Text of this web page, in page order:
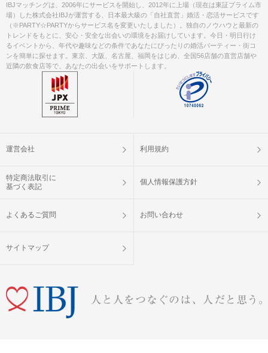
IBJマッチングは、2006年にサービスを開始し、2012年に上場（現在は東証プライム市
場）した株式会社IBJが運営する、日本最大級の「自社直営」婚活・恋活サービスです
（※PARTY☆PARTYからサービス名を変更いたしました）。独自のノウハウと最新の
トレンドをもとに、安心・安全な出会いの環境をお届けしています。今日・明日行け
るイベントから、年代や趣味などの条件であなたにぴったりの婚活パーティー・街コ
ンを簡単に探せます。東京、大阪、名古屋、福岡をはじめ、全国56店舗の直営店舗や
近隣の飲食店等で、あなたの出会いをサポートします。
運営会社 利用規約
特定商法取引に
基づく表記
個人情報保護方針
よくあるご質問 お問い合わせ
サイトマップ